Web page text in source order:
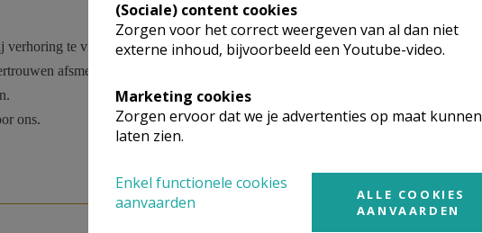
verhoring te vinden,
afsmeken,
ons.
(Sociale) content cookies
Zorgen voor het correct weergeven van al dan niet
externe inhoud, bijvoorbeeld een Youtube-video.
Marketing cookies
Zorgen ervoor dat we je advertenties op maat kunnen
laten zien.
Enkel functionele cookies
aanvaarden
ALLE COOKIES
AANVAARDEN